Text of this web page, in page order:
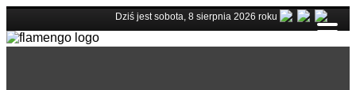
Dziś jest sobota, 8 sierpnia 2026 roku